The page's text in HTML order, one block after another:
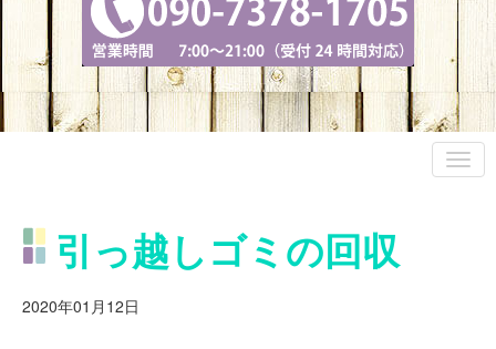
引っ越しゴミの回収
2020年01月12日